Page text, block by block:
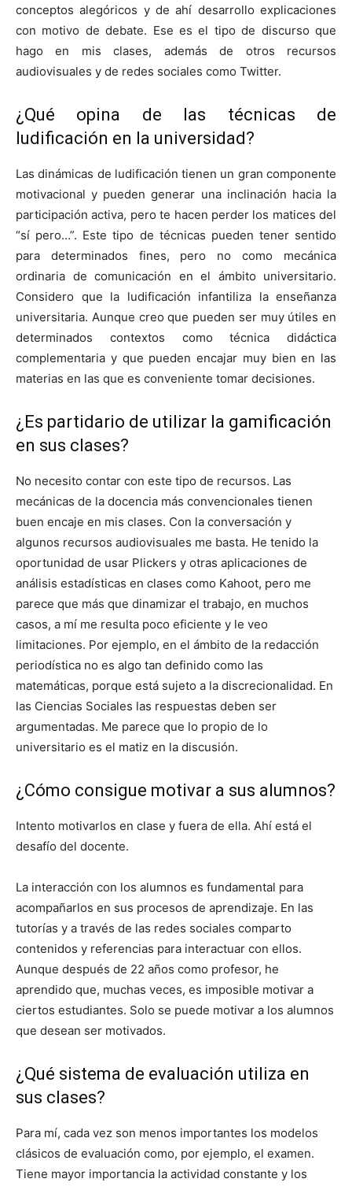
conceptos alegóricos y de ahí desarrollo explicaciones
con motivo de debate. Ese es el tipo de discurso que
hago en mis clases, además de otros recursos
audiovisuales y de redes sociales como Twitter.
¿Qué opina de las técnicas de
ludificación en la universidad?
Las dinámicas de ludificación tienen un gran componente
motivacional y pueden generar una inclinación hacia la
participación activa, pero te hacen perder los matices del
“sí pero…”. Este tipo de técnicas pueden tener sentido
para determinados fines, pero no como mecánica
ordinaria de comunicación en el ámbito universitario.
Considero que la ludificación infantiliza la enseñanza
universitaria. Aunque creo que pueden ser muy útiles en
determinados contextos como técnica didáctica
complementaria y que pueden encajar muy bien en las
materias en las que es conveniente tomar decisiones.
¿Es partidario de utilizar la gamificación
en sus clases?
No necesito contar con este tipo de recursos. Las
mecánicas de la docencia más convencionales tienen
buen encaje en mis clases. Con la conversación y
algunos recursos audiovisuales me basta. He tenido la
oportunidad de usar Plickers y otras aplicaciones de
análisis estadísticas en clases como Kahoot, pero me
parece que más que dinamizar el trabajo, en muchos
casos, a mí me resulta poco eficiente y le veo
limitaciones. Por ejemplo, en el ámbito de la redacción
periodística no es algo tan definido como las
matemáticas, porque está sujeto a la discrecionalidad. En
las Ciencias Sociales las respuestas deben ser
argumentadas. Me parece que lo propio de lo
universitario es el matiz en la discusión.
¿Cómo consigue motivar a sus alumnos?
Intento motivarlos en clase y fuera de ella. Ahí está el
desafío del docente.
La interacción con los alumnos es fundamental para
acompañarlos en sus procesos de aprendizaje. En las
tutorías y a través de las redes sociales comparto
contenidos y referencias para interactuar con ellos.
Aunque después de 22 años como profesor, he
aprendido que, muchas veces, es imposible motivar a
ciertos estudiantes. Solo se puede motivar a los alumnos
que desean ser motivados.
¿Qué sistema de evaluación utiliza en
sus clases?
Para mí, cada vez son menos importantes los modelos
clásicos de evaluación como, por ejemplo, el examen.
Tiene mayor importancia la actividad constante y los